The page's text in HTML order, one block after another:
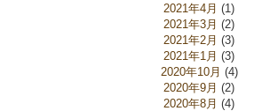
2021年4月 (1)
2021年3月 (2)
2021年2月 (3)
2021年1月 (3)
2020年10月 (4)
2020年9月 (2)
2020年8月 (4)